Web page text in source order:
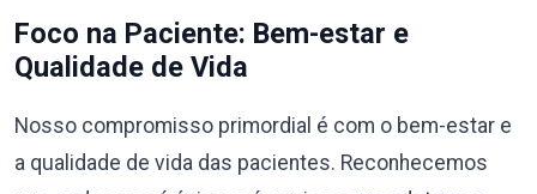
Foco na Paciente: Bem-estar e
Qualidade de Vida
Nosso compromisso primordial é com o bem-estar e
a qualidade de vida das pacientes. Reconhecemos